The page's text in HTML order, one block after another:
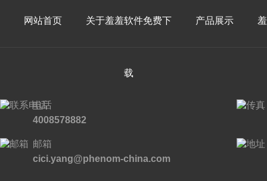
网站首页 关于羞羞软件免费下
载
产品展示
电话
4008578882
邮箱
cici.yang@phenom-china.com